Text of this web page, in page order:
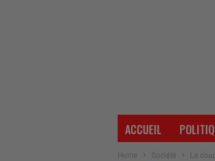
ACCUEIL
Home Société Le